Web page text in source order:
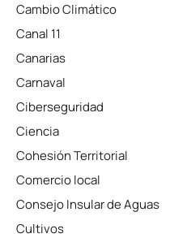
Cambio Climático
Canal 11
Canarias
Carnaval
Ciberseguridad
Ciencia
Cohesión Territorial
Comercio local
Consejo Insular de Aguas
Cultivos